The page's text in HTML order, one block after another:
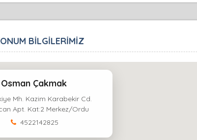
BİLGİLERİMİZ
Osman Çakmak
Mh. Kazim Karabekir Cd.
Apt. Kat:2 Merkez/Ordu
4522142825